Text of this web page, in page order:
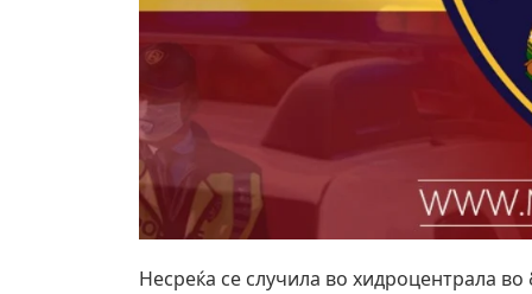
Несреќа се случила во хидроцентрала